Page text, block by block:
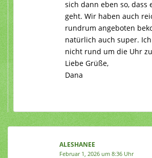
sich dann eben so, dass
geht. Wir haben auch
rundrum angeboten
natürlich auch super.
nicht rund um die Uhr
Liebe Grüße,
Dana
ALESHANEE
Februar 1, 2026 um 8:36 Uhr